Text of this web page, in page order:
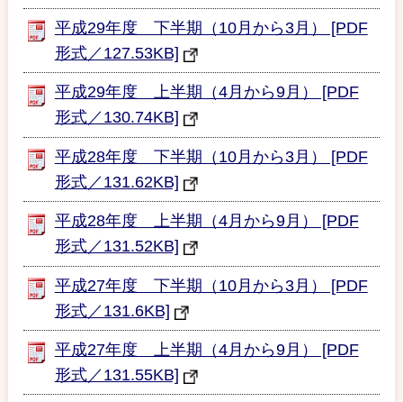
平成29年度 下半期（10月から3月） [PDF
形式／127.53KB]
平成29年度 上半期（4月から9月） [PDF
形式／130.74KB]
平成28年度 下半期（10月から3月） [PDF
形式／131.62KB]
平成28年度 上半期（4月から9月） [PDF
形式／131.52KB]
平成27年度 下半期（10月から3月） [PDF
形式／131.6KB]
平成27年度 上半期（4月から9月） [PDF
形式／131.55KB]